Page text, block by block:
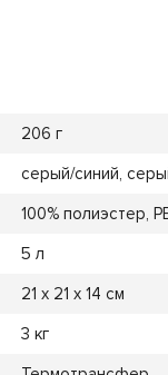
206 г
серый/синий,
100% полиэстер,
5 л
21 х 21 х 14 см
3 кг